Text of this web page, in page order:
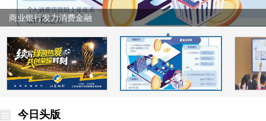
商业银行发力消费金融
今日头版